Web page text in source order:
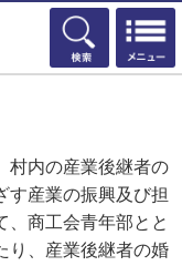
検索
村内の産業後継者の
す産業の振興及び担
、商工会青年部とと
り、産業後継者の婚